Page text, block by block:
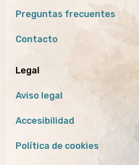
Preguntas frecuentes
Contacto
Legal
Aviso legal
Accesibilidad
Política de cookies